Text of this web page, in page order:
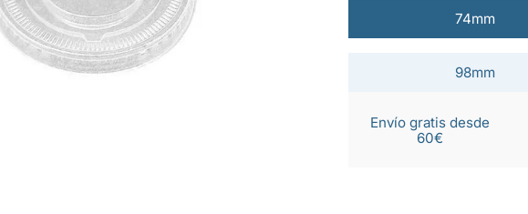
74mm
98mm
Envío gratis desde
60€